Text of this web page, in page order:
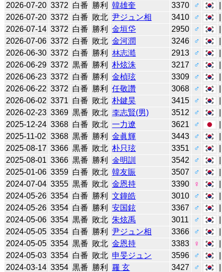
2026-07-20 3372 白番 勝利 韓雄奎 3370 ♂
2026-07-20 3372 白番 敗北 尹ジュン相 3410 ♂
2026-07-14 3372 白番 勝利 金垣垈 2950 ♂
2026-07-06 3372 白番 敗北 金河潤 3246 ♂
2026-06-30 3372 白番 勝利 林志澔 2913 ♂
2026-06-29 3372 黒番 勝利 朴炫洙 3217 ♂
2026-06-23 3372 白番 勝利 金楨玹 3309 ♂
2026-06-22 3372 白番 勝利 任敬讚 3068 ♂
2026-06-02 3371 白番 敗北 朴鍵昊 3415 ♂
2026-02-23 3369 黒番 敗北 李志賢(男) 3512 ♂
2025-12-24 3368 白番 敗北 一力遼 3621 ♂
2025-11-02 3368 黒番 勝利 金眞輝 3443 ♂
2025-08-17 3366 黒番 敗北 朴只玹 3351 ♂
2025-08-01 3366 黒番 勝利 金明訓 3542 ♂
2025-01-06 3359 白番 敗北 韓友賑 3507 ♂
2024-07-04 3355 黒番 敗北 金恩持 3390 ♀
2024-05-26 3354 白番 勝利 文鐘皓 3010 ♂
2024-05-26 3354 白番 勝利 安国鉉 3367 ♂
2024-05-06 3354 黒番 敗北 朱炫禹 3011 ♂
2024-05-05 3354 白番 勝利 尹ジュン相 3366 ♂
2024-05-05 3354 黒番 敗北 金恩持 3383 ♀
2024-05-03 3354 白番 敗北 申旻ジュン 3596 ♂
2024-03-14 3354 黒番 勝利 羅 玄 3427 ♂